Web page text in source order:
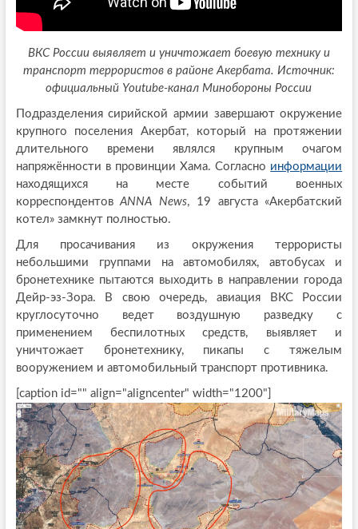
ВКС России выявляет и уничтожает боевую технику и
транспорт террористов в районе Акербата. Источник:
официальный Youtube-канал Минобороны России
Подразделения сирийской армии завершают окружение
крупного поселения Акербат, который на протяжении
длительного времени являлся крупным очагом
напряжённости в провинции Хама. Согласно информации
находящихся на месте событий военных
корреспондентовANNA News, 19 августа «Акербатский
котел» замкнут полностью.
Для просачивания из окружения террористы
небольшими группами на автомобилях, автобусах и
бронетехнике пытаются выходить в направлении города
Дейр-эз-Зора. В свою очередь, авиация ВКС России
круглосуточно ведет воздушную разведку с
применением беспилотных средств, выявляет и
уничтожает бронетехнику, пикапы с тяжелым
вооружением и автомобильный транспорт противника.
[caption id="" align="aligncenter" width="1200"]